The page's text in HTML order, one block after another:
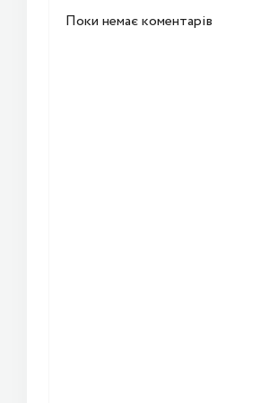
Поки немає коментарів